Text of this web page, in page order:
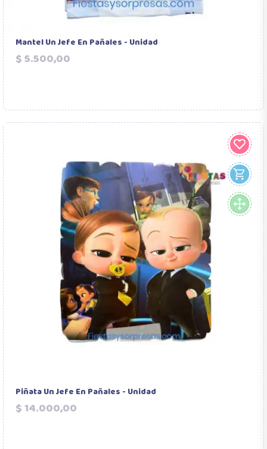
Mantel Un Jefe En Pañales - Unidad
$ 5.500,00
Piñata Un Jefe En Pañales - Unidad
$ 14.000,00